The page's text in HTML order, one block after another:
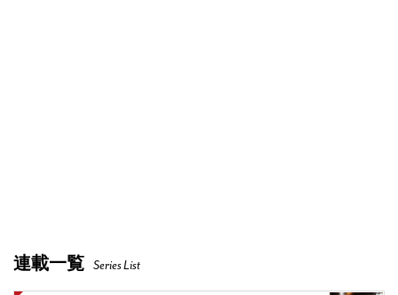
連載一覧 Series List